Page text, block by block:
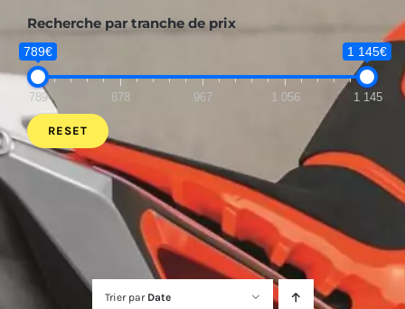
Trier par Date
Recherche par tranche de prix
789€ 1 145€
789 878 967 1 056 1 145
RESET